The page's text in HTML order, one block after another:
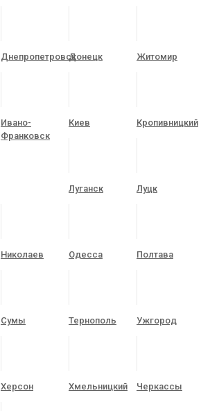
ДнепропетровскДонецк Житомир
Ивано-
Франковск
Киев Кропивницкий
Луганск Луцк
Николаев Одесса Полтава
Сумы Тернополь Ужгород
Херсон Хмельницкий Черкассы